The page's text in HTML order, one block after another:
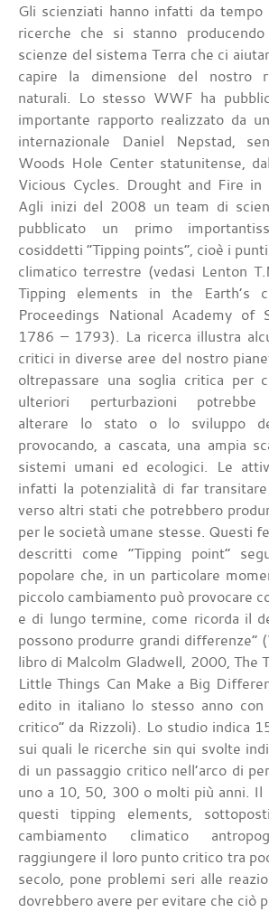
Gli scienziati hanno infatti da tempo
ricerche che si stanno
scienze del sistema Terra che ci
capire la dimensione del nostro
naturali. Lo stesso WWF ha
importante rapporto realizzato da
internazionale Daniel Nepstad,
Woods Hole Center statunitense,
Vicious Cycles. Drought and Fire in
Agli inizi del 2008 un team di
pubblicato un primo
cosiddetti “Tipping points”, cioè i
climatico terrestre (vedasi Lenton
Tipping elements in the Earth’s
Proceedings National Academy of
1786 – 1793). La ricerca illustra
critici in diverse aree del nostro
oltrepassare una soglia critica per
ulteriori perturbazioni potrebbe
alterare lo stato o lo sviluppo
provocando, a cascata, una ampia
sistemi umani ed ecologici. Le
infatti la potenzialità di far
verso altri stati che potrebbero
per le società umane stesse. Questi
descritti come “Tipping point”
popolare che, in un particolare
piccolo cambiamento può provocare
e di lungo termine, come ricorda il
possono produrre grandi differenze”
libro di Malcolm Gladwell, 2000, The
Little Things Can Make a Big
edito in italiano lo stesso anno
critico” da Rizzoli). Lo studio indica
sui quali le ricerche sin qui svolte
di un passaggio critico nell’arco di
uno a 10, 50, 300 o molti più anni. Il
questi tipping elements,
cambiamento climatico
raggiungere il loro punto critico tra
secolo, pone problemi seri alle
dovrebbero avere per evitare che ciò